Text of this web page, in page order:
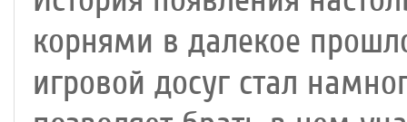
корнями в далекое
игровой досуг стал